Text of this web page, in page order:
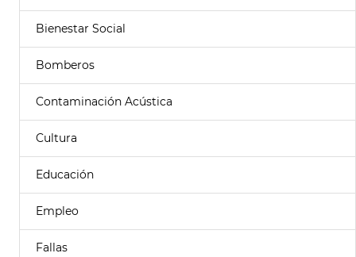
Bienestar Social
Bomberos
Contaminación Acústica
Cultura
Educación
Empleo
Fallas